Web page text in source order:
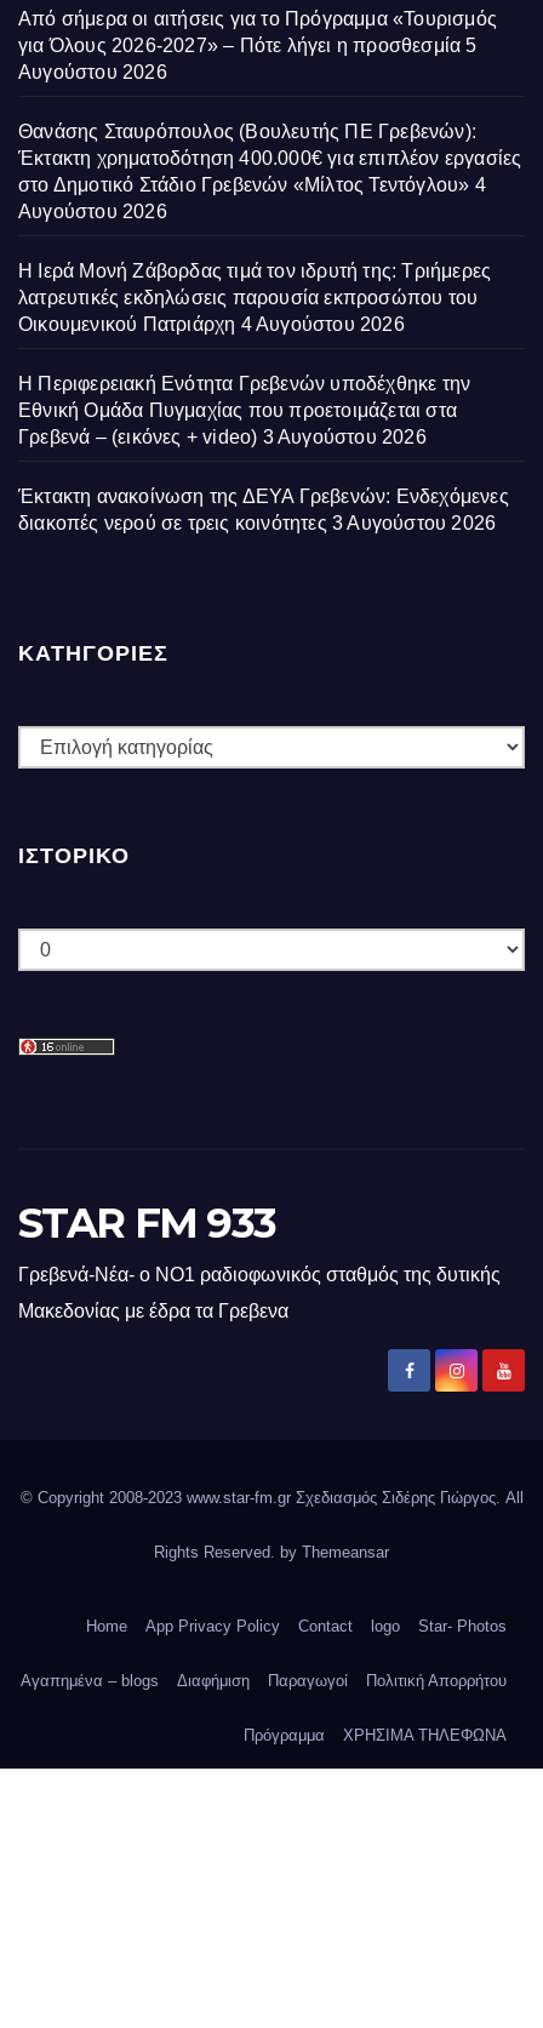
Από σήμερα οι αιτήσεις για το Πρόγραμμα «Τουρισμός
για Όλους 2026-2027» – Πότε λήγει η προσθεσμία 5
Αυγούστου 2026
Θανάσης Σταυρόπουλος (Βουλευτής ΠΕ Γρεβενών):
Έκτακτη χρηματοδότηση 400.000€ για επιπλέον εργασίες
στο Δημοτικό Στάδιο Γρεβενών «Μίλτος Τεντόγλου» 4
Αυγούστου 2026
Η Ιερά Μονή Ζάβορδας τιμά τον ιδρυτή της: Τριήμερες
λατρευτικές εκδηλώσεις παρουσία εκπροσώπου του
Οικουμενικού Πατριάρχη 4 Αυγούστου 2026
Η Περιφερειακή Ενότητα Γρεβενών υποδέχθηκε την
Εθνική Ομάδα Πυγμαχίας που προετοιμάζεται στα
Γρεβενά – (εικόνες + video) 3 Αυγούστου 2026
Έκτακτη ανακοίνωση της ΔΕΥΑ Γρεβενών: Ενδεχόμενες
διακοπές νερού σε τρεις κοινότητες 3 Αυγούστου 2026
ΚΑΤΗΓΟΡΙΕΣ
ΚΑΤΗΓΟΡΙΕΣ
ΙΣΤΟΡΙΚΌ
Ιστορικό
STAR FM 933
Γρεβενά-Νέα- ο ΝΟ1 ραδιοφωνικός σταθμός της δυτικής
Μακεδονίας με έδρα τα Γρεβενα
© Copyright 2008-2023 www.star-fm.gr Σχεδιασμός Σιδέρης Γιώργος. All
Rights Reserved. by Themeansar
Home App Privacy Policy Contact logo Star- Photos
Αγαπημένα – blogs Διαφήμιση Παραγωγοί Πολιτική Απορρήτου
Πρόγραμμα ΧΡΗΣΙΜΑ ΤΗΛΕΦΩΝΑ